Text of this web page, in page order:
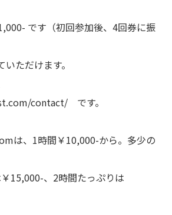
です（初回参加後、4回券に振
ただけます。
contact/ です。
は、1時間￥10,000-から。多少の
15,000-、2時間たっぷりは